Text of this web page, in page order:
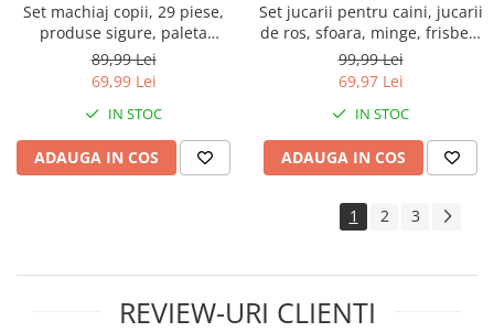
Set machiaj copii, 29 piese,
produse sigure, paleta
farduri, luciuri de buze, oje,
stickere 3D, aplicatoare,
oglinda
89,99 Lei
69,99 Lei
IN STOC
ADAUGA IN COS
Set jucarii pentru caini, jucarii
de ros, sfoara, minge, frisbee,
pungi pentru plimbare, 16
piese
99,99 Lei
69,97 Lei
IN STOC
ADAUGA IN COS
1 2 3
REVIEW-URI CLIENTI